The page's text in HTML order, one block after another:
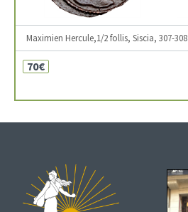
Maximien Hercule,1/2 follis, Siscia, 307-308
70€